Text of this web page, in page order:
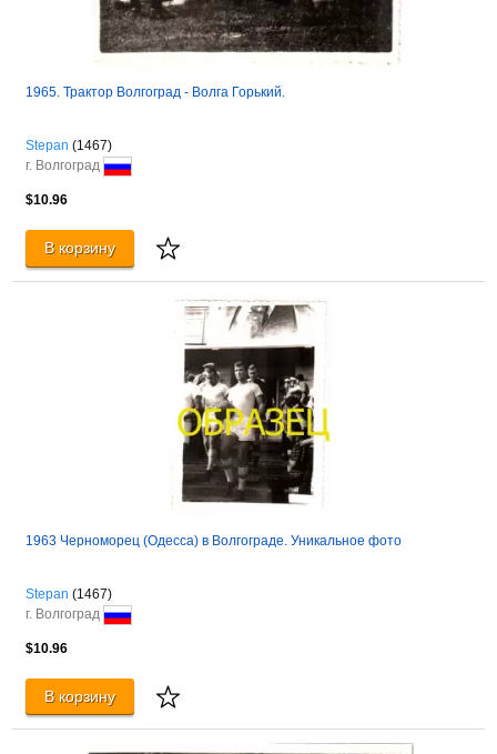
1965. Трактор Волгоград - Волга Горький.
Stepan (1467)
г. Волгоград
$10.96
В корзину
1963 Черноморец (Одесса) в Волгограде. Уникальное фото
Stepan (1467)
г. Волгоград
$10.96
В корзину